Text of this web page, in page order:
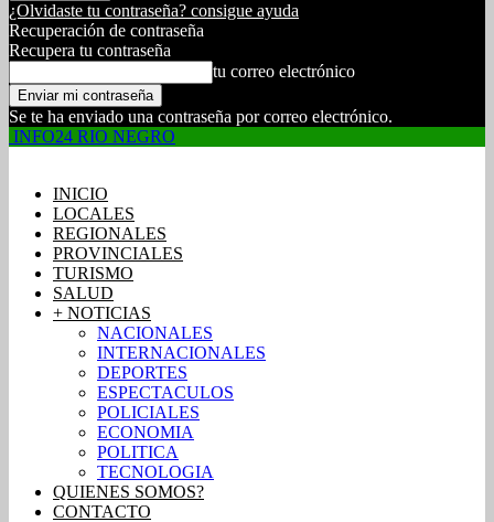
¿Olvidaste tu contraseña? consigue ayuda
Recuperación de contraseña
Recupera tu contraseña
tu correo electrónico
Se te ha enviado una contraseña por correo electrónico.
INFO24 RIO NEGRO
INICIO
LOCALES
REGIONALES
PROVINCIALES
TURISMO
SALUD
+ NOTICIAS
NACIONALES
INTERNACIONALES
DEPORTES
ESPECTACULOS
POLICIALES
ECONOMIA
POLITICA
TECNOLOGIA
QUIENES SOMOS?
CONTACTO